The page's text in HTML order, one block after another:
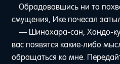
Обрадовавшись ни то
смущения, Ике почесал
— Шинохара-сан, Хондо-
вас появятся какие-либо
обращаться ко мне.